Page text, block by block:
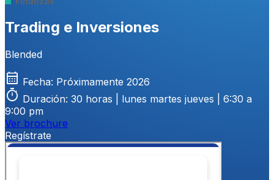
Trading e Inversiones
Blended
calendar_month Fecha: Próximamente 2026
timer Duración: 30 horas | lunes martes jueves | 6:30 a
9:00 pm
Ver brochure
Regístrate